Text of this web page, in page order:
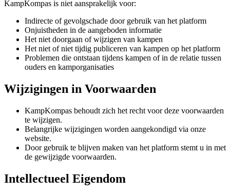
KampKompas is niet aansprakelijk voor:
Indirecte of gevolgschade door gebruik van het platform
Onjuistheden in de aangeboden informatie
Het niet doorgaan of wijzigen van kampen
Het niet of niet tijdig publiceren van kampen op het platform
Problemen die ontstaan tijdens kampen of in de relatie tussen
ouders en kamporganisaties
Wijzigingen in Voorwaarden
KampKompas behoudt zich het recht voor deze voorwaarden
te wijzigen.
Belangrijke wijzigingen worden aangekondigd via onze
website.
Door gebruik te blijven maken van het platform stemt u in met
de gewijzigde voorwaarden.
Intellectueel Eigendom